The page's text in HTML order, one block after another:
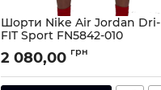
Шорти Nike Air Jordan Dri-
FIT Sport FN5842-010
Артикул: FN5842-010-S
2 080,00 грн